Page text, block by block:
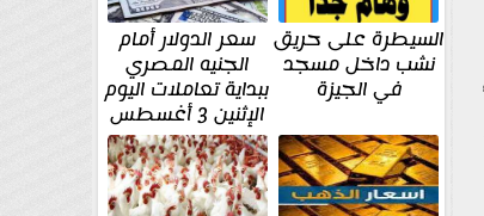
السيطرة على حريق
نشب داخل مسجد
في الجيزة
سعر الدولار أمام
الجنيه المصري
ببداية تعاملات اليوم
الإثنين 3 أغسطس